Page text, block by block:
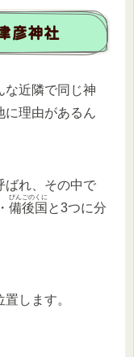
彦神社
な近隣で同じ神
に理由があるん
ばれ、その中で
・ 備後国
びんごのくに
と3つに分
します。